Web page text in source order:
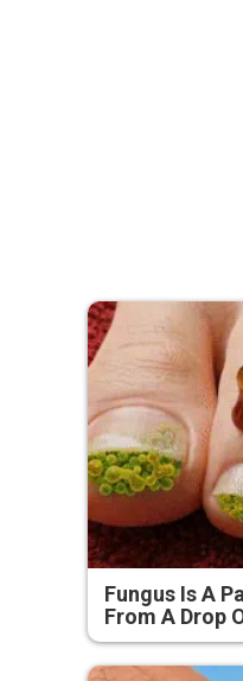
Fungus Is A
From A Drop